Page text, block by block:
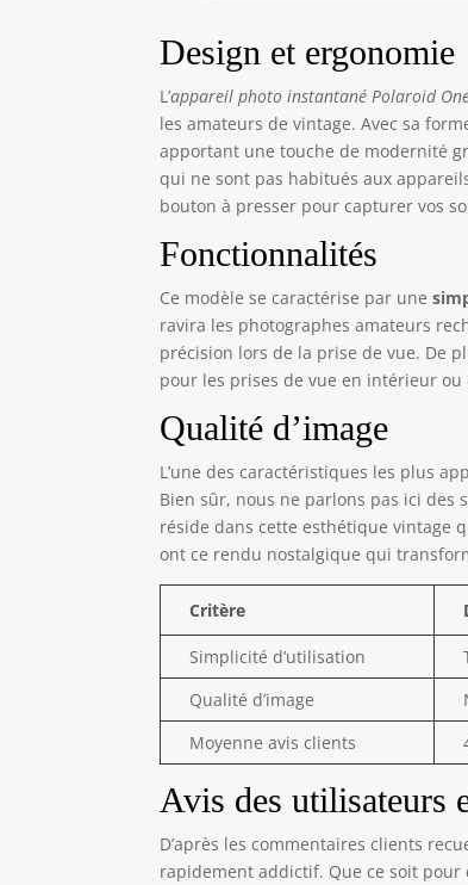
Design et ergonomie
L’appareil photo instantané Polaroid
les amateurs de vintage. Avec sa
apportant une touche de modernité
qui ne sont pas habitués aux
bouton à presser pour capturer vos
Fonctionnalités
Ce modèle se caractérise par une
ravira les photographes amateurs
précision lors de la prise de vue. De
pour les prises de vue en intérieur
Qualité d’image
L’une des caractéristiques les plus
Bien sûr, nous ne parlons pas ici
réside dans cette esthétique vintage
ont ce rendu nostalgique qui
Critère
Simplicité d’utilisation
Qualité d’image
Moyenne avis clients
Avis des utilisateurs
D’après les commentaires clients
rapidement addictif. Que ce soit